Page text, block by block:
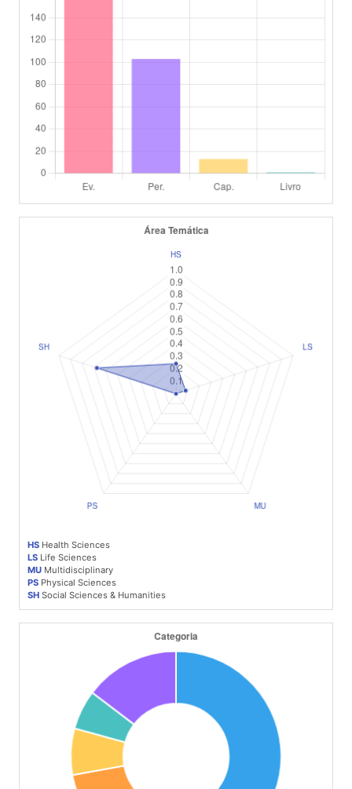
HS Health Sciences
LS Life Sciences
MU Multidisciplinary
PS Physical Sciences
SH Social Sciences & Humanities